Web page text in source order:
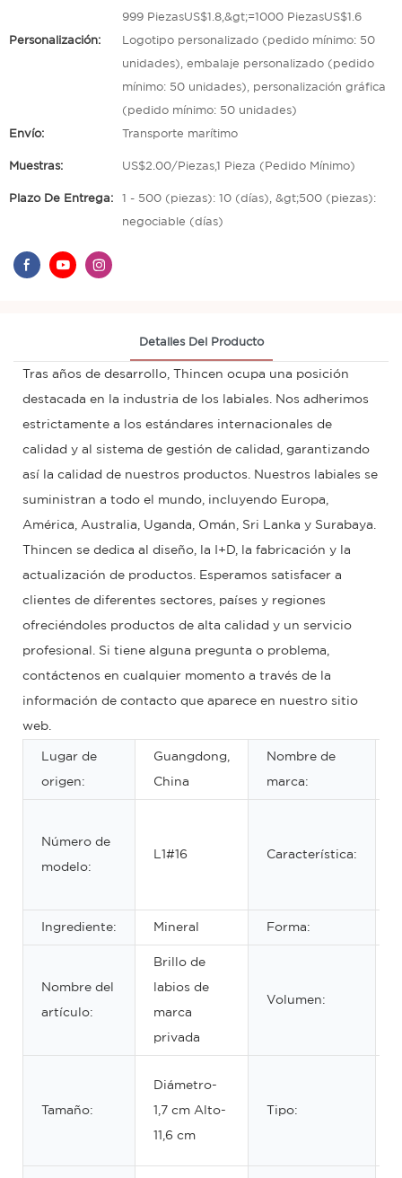
999 PiezasUS$1.8,&gt;=1000 PiezasUS$1.6
Personalización: Logotipo personalizado (pedido mínimo: 50
unidades), embalaje personalizado (pedido
mínimo: 50 unidades), personalización gráfica
(pedido mínimo: 50 unidades)
Envío: Transporte marítimo
Muestras: US$2.00/Piezas,1 Pieza (Pedido Mínimo)
Plazo De Entrega: 1 - 500 (piezas): 10 (días), &gt;500 (piezas):
negociable (días)
Detalles Del Producto
Tras años de desarrollo, Thincen ocupa una posición
destacada en la industria de los labiales. Nos adherimos
estrictamente a los estándares internacionales de
calidad y al sistema de gestión de calidad, garantizando
así la calidad de nuestros productos. Nuestros labiales se
suministran a todo el mundo, incluyendo Europa,
América, Australia, Uganda, Omán, Sri Lanka y Surabaya.
Thincen se dedica al diseño, la I+D, la fabricación y la
actualización de productos. Esperamos satisfacer a
clientes de diferentes sectores, países y regiones
ofreciéndoles productos de alta calidad y un servicio
profesional. Si tiene alguna pregunta o problema,
contáctenos en cualquier momento a través de la
información de contacto que aparece en nuestro sitio
web.
Lugar de
origen:
Guangdong,
China
Nombre de
marca:
Número de
modelo:
L1#16 Característica:
Ingrediente: Mineral Forma:
Nombre del
artículo:
Brillo de
labios de
marca
privada
Volumen:
Tamaño:
Diámetro-
1,7 cm Alto-
11,6 cm
Tipo: